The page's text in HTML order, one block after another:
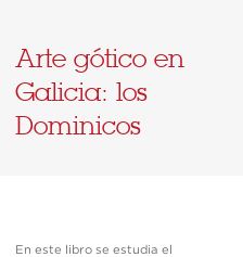
Arte gótico en
Galicia: los
Dominicos
En este libro se estudia el